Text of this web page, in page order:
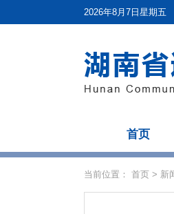
2026年8月7日星期五
首页
当前位置： 首页 > 新